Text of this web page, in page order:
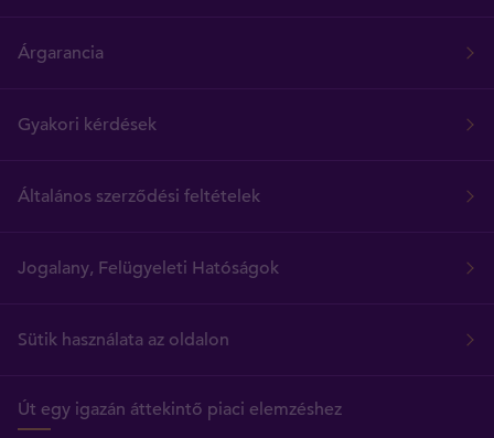
Árgarancia
Gyakori kérdések
Általános szerződési feltételek
Jogalany, Felügyeleti Hatóságok
Sütik használata az oldalon
Út egy igazán áttekintő piaci elemzéshez